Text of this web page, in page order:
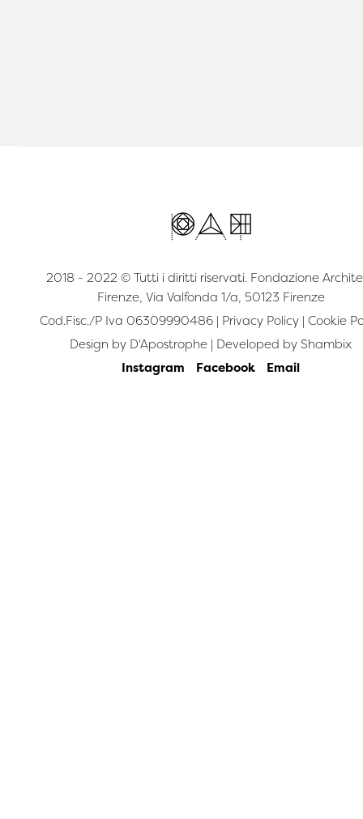
2018 - 2022 © Tutti i diritti riservati. Fondazione
Firenze, Via Valfonda 1/a, 50123 Firenze
Cod.Fisc./P Iva 06309990486 | Privacy Policy| Cookie
Design by D'Apostrophe | Developed by Shambix
Instagram
Facebook Email